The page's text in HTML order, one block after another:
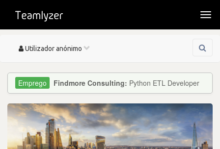
Toggle
Utilizador anónimo
Findmore Consulting: Python ETL Developer